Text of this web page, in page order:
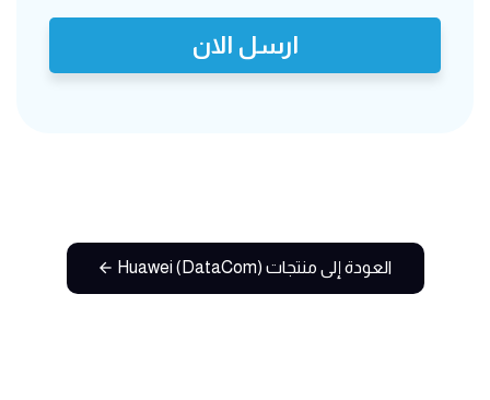
ارسل الان
العودة إلى منتجات Huawei (DataCom)